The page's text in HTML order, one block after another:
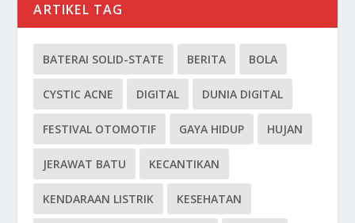
ARTIKEL TAG
BATERAI SOLID-STATE BERITA BOLA
CYSTIC ACNE DIGITAL DUNIA DIGITAL
FESTIVAL OTOMOTIF GAYA HIDUP HUJAN
JERAWAT BATU KECANTIKAN
KENDARAAN LISTRIK KESEHATAN